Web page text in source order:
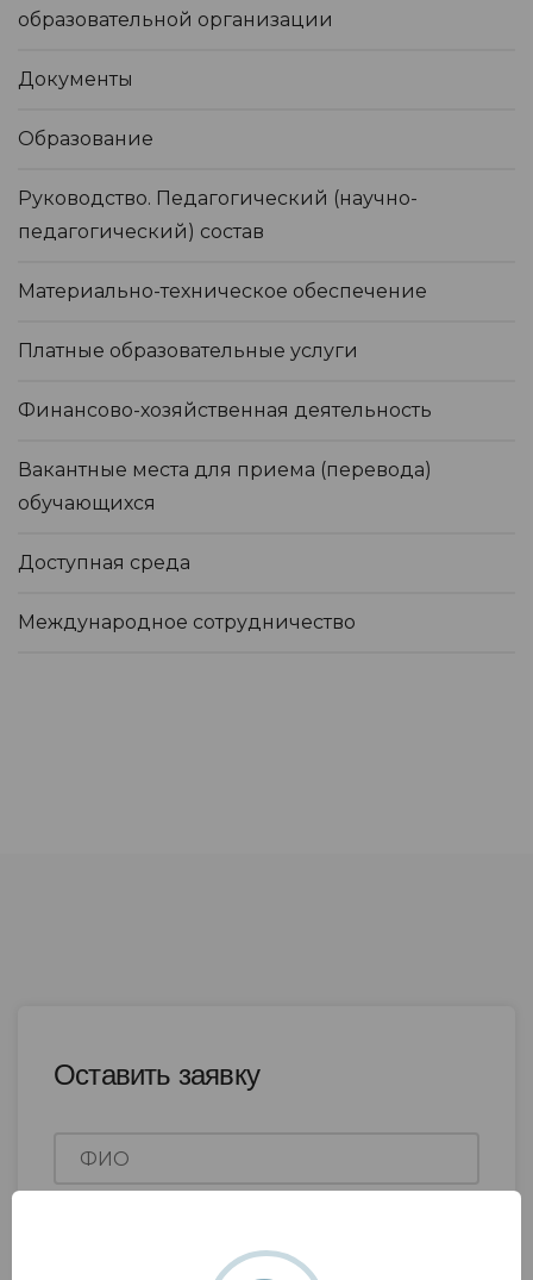
образовательной организации
Документы
Образование
Руководство. Педагогический (научно-
педагогический) состав
Материально-техническое обеспечение
Платные образовательные услуги
Финансово-хозяйственная деятельность
Вакантные места для приема (перевода)
обучающихся
Доступная среда
Международное сотрудничество
Оставить заявку